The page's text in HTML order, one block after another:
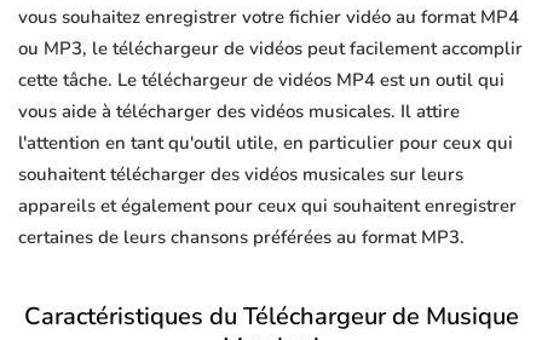
vous souhaitez enregistrer votre fichier vidéo au format MP4
ou MP3, le téléchargeur de vidéos peut facilement accomplir
cette tâche. Le téléchargeur de vidéos MP4 est un outil qui
vous aide à télécharger des vidéos musicales. Il attire
l'attention en tant qu'outil utile, en particulier pour ceux qui
souhaitent télécharger des vidéos musicales sur leurs
appareils et également pour ceux qui souhaitent enregistrer
certaines de leurs chansons préférées au format MP3.
Caractéristiques du Téléchargeur de Musique